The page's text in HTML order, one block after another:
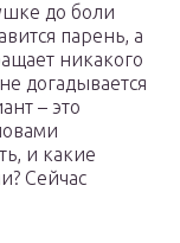
до боли
парень, а
никакого
догадывается
– это
и какие
Сейчас